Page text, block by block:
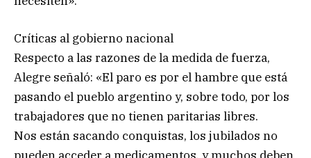
Críticas al gobierno nacional
Respecto a las razones de la medida de fuerza,
Alegre señaló: «El paro es por el hambre que está
pasando el pueblo argentino y, sobre todo, por los
trabajadores que no tienen paritarias libres.
Nos están sacando conquistas, los jubilados no